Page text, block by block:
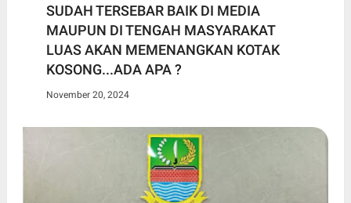
SUDAH TERSEBAR BAIK DI MEDIA
MAUPUN DI TENGAH MASYARAKAT
LUAS AKAN MEMENANGKAN KOTAK
KOSONG...ADA APA ?
November 20, 2024